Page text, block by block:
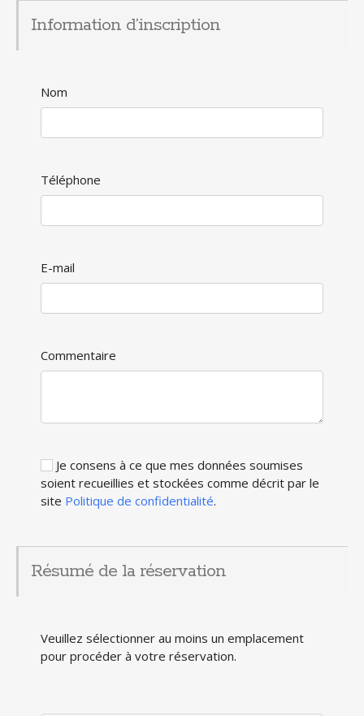
Information d’inscription
Nom
Téléphone
E-mail
Commentaire
Je consens à ce que mes données soumises
soient recueillies et stockées comme décrit par le
site Politique de confidentialité.
Résumé de la réservation
Veuillez sélectionner au moins un emplacement
pour procéder à votre réservation.